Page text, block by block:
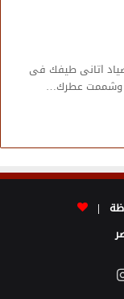
اتانى طيفك فى
وشممت عطرك…
انستقرام